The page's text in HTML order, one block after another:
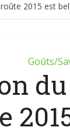
2015 est
Goûts/